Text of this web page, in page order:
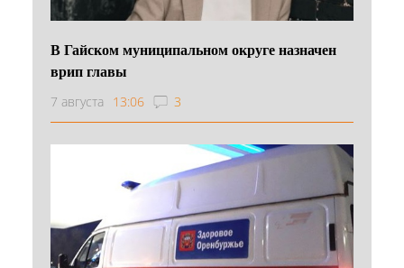
В Гайском муниципальном округе назначен
врип главы
7 августа 13:06 3